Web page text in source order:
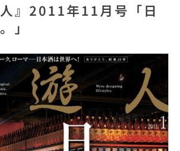
』2011年11月号「日
」